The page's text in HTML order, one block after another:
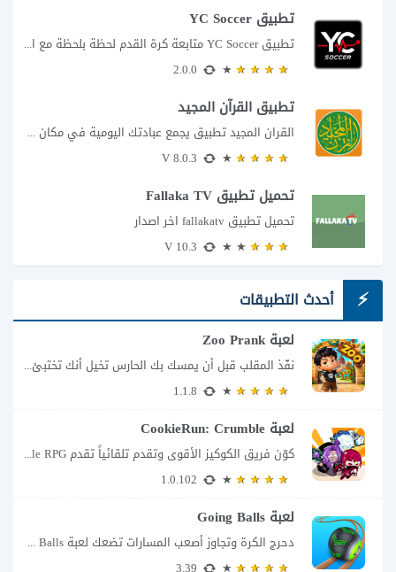
تطبيق YC Soccer
تطبيق YC Soccer متابعة كرة القدم لحظة بلحظة مع اقتراب مباراة مصر والأرجنتين في...
تطبيق القرآن المجيد
القران المجيد تطبيق يجمع عبادتك اليومية في مكان واحد إذا كنت تبحث عن تطبيق...
تحميل تطبيق Fallaka TV
تحميل تطبيق fallakatv اخر اصدار
أحدث التطبيقات
لعبة Zoo Prank
نفّذ المقلب قبل أن يمسك بك الحارس تخيل أنك تختبئ خلف الأشجار داخل حديقة...
لعبة CookieRun: Crumble
كوّن فريق الكوكيز الأقوى وتقدم تلقائياً تقدم CookieRun: Crumble – Idle RPG تجربة مختلفة...
لعبة Going Balls
دحرج الكرة وتجاوز أصعب المسارات تضعك لعبة Going Balls للأندرويد أمام تحدٍ يبدو بسيطًا...